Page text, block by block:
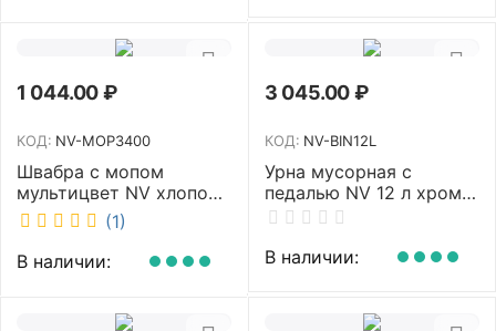
1 044.00₽
КОД: NV-MOP3400
Швабра с мопом
мультицвет NV хлопок
40 см NV-MOP3400
(1)
В наличии:
3 045.00₽
КОД: NV-BIN12L
Урна мусорная с
педалью NV 12 л хром
NV-BIN12L
В наличии: